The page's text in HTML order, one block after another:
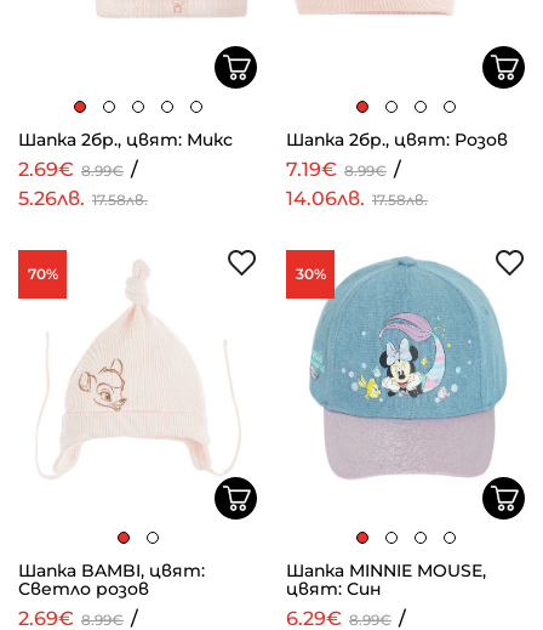
Шапка 2бр., цвят: Микс
2.69€ 8.99€ /
5.26лв. 17.58лв.
Шапка 2бр., цвят: Розов
7.19€ 8.99€ /
14.06лв. 17.58лв.
70%
Шапка BAMBI, цвят:
Светло розов
2.69€ 8.99€ /
30%
Шапка MINNIE MOUSE,
цвят: Син
6.29€ 8.99€ /